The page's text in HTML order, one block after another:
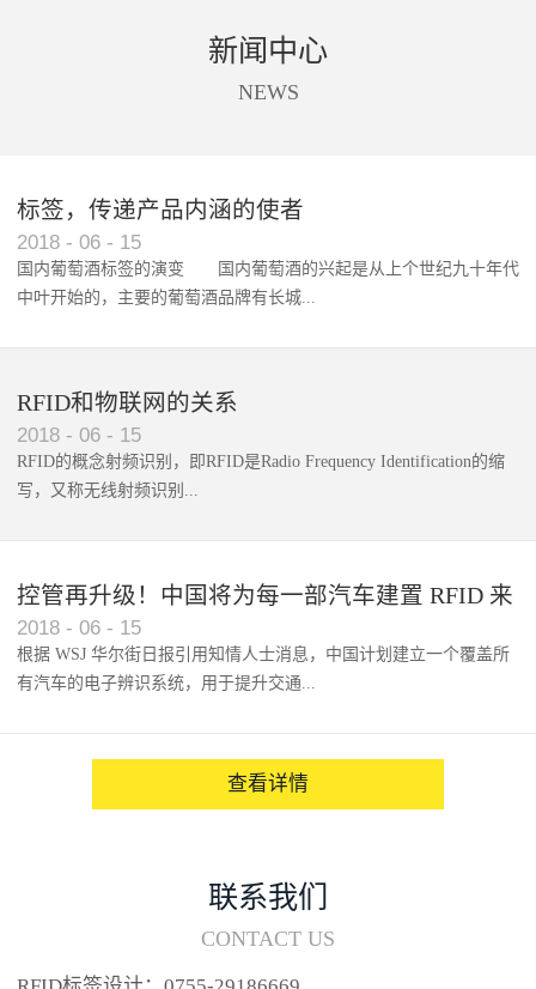
新闻中心
NEWS
标签，传递产品内涵的使者
2018 - 06 - 15
国内葡萄酒标签的演变 国内葡萄酒的兴起是从上个世纪九十年代
中叶开始的，主要的葡萄酒品牌有长城...
RFID和物联网的关系
2018 - 06 - 15
RFID的概念射频识别，即RFID是Radio Frequency Identification的缩
写，又称无线射频识别...
控管再升级！中国将为每一部汽车建置 RFID 来
架构辨识系统
2018 - 06 - 15
根据 WSJ 华尔街日报引用知情人士消息，中国计划建立一个覆盖所
有汽车的电子辨识系统，用于提升交通...
查看详情
联系我们
CONTACT US